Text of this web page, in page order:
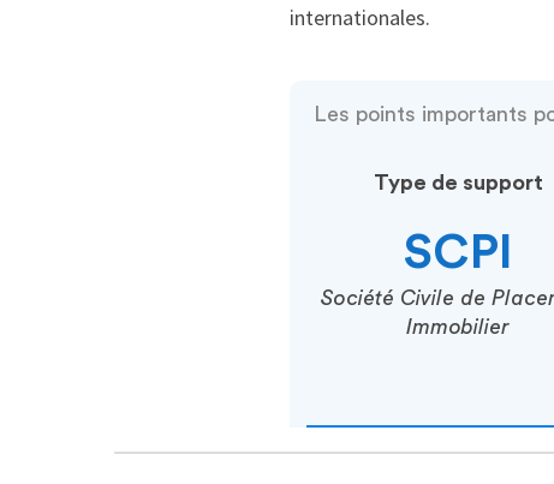
internationales.
Les points importants
Type de support
SCPI
Société Civile de
Immobilier